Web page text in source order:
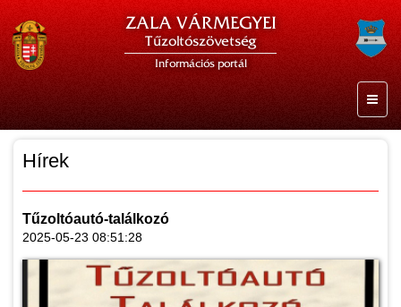
ZALA VÁRMEGYEI
Tűzoltószövetség
Információs portál
Hírek
Tűzoltóautó-találkozó
2025-05-23 08:51:28